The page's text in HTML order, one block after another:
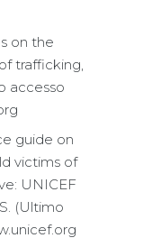
on the
trafficking,
accesso
guide on
victims of
UNICEF
(Ultimo